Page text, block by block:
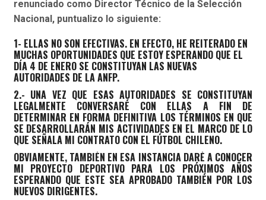
renunciado como Director Técnico de la Selección
Nacional, puntualizo lo siguiente:
1- ELLAS NO SON EFECTIVAS. EN EFECTO, HE REITERADO EN
MUCHAS OPORTUNIDADES QUE ESTOY ESPERANDO QUE EL
DÍA 4 DE ENERO SE CONSTITUYAN LAS NUEVAS
AUTORIDADES DE LA ANFP.
2.- UNA VEZ QUE ESAS AUTORIDADES SE CONSTITUYAN
LEGALMENTE CONVERSARÉ CON ELLAS A FIN DE
DETERMINAR EN FORMA DEFINITIVA LOS TÉRMINOS EN QUE
SE DESARROLLARÁN MIS ACTIVIDADES EN EL MARCO DE LO
QUE SEÑALA MI CONTRATO CON EL FÚTBOL CHILENO.
OBVIAMENTE, TAMBIÉN EN ESA INSTANCIA DARÉ A CONOCER
MI PROYECTO DEPORTIVO PARA LOS PRÓXIMOS AÑOS
ESPERANDO QUE ESTE SEA APROBADO TAMBIÉN POR LOS
NUEVOS DIRIGENTES.